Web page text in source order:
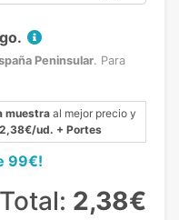
Peninsular. Para
muestra al mejor precio y
ud. + Portes
99€!
Total: 2,38€